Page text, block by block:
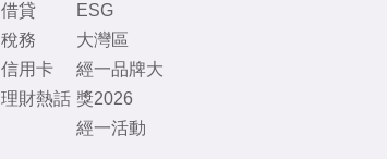
借貸
稅務
信用卡
理財熱話
ESG
大灣區
經一品牌大
獎2026
經一活動